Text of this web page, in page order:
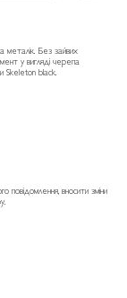
металік. Без зайвих
у вигляді черепа
Skeleton black.
повідомлення, вносити зміни